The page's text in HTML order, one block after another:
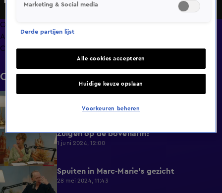
Overzicht
Afleveringen
Clips
Clips
0:31
Dít lukt Marc-Marie nog altijd niet te
onthouden
0:35 Zuigen op de bovenarm?
1 juni 2024, 12:00
0:37 Spuiten in Marc-Marie's gezicht
28 mei 2024, 11:43
Marketing & Social media
Derde partijen lijst
Alle cookies accepteren
Huidige keuze opslaan
Voorkeuren beheren